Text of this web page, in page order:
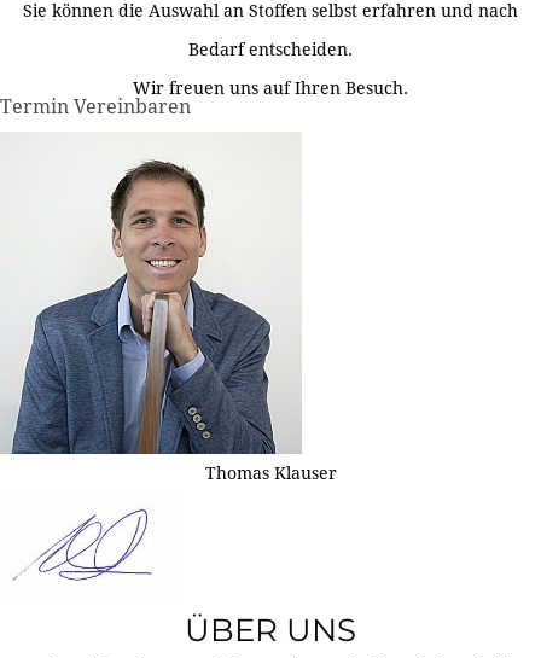
Sie können die Auswahl an Stoffen selbst erfahren und nach
Bedarf entscheiden.
Wir freuen uns auf Ihren Besuch.
Termin Vereinbaren
Thomas Klauser
ÜBER UNS